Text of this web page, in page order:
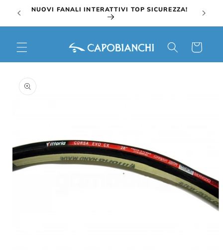
direttamente
NUOVI FANALI INTERATTIVI TOP SICUREZZA!
Carrello
informazioni
sul prodotto